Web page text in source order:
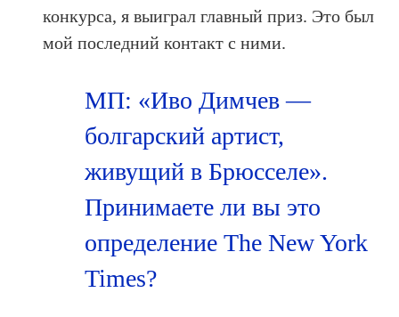
конкурса, я выиграл главный приз. Это был
мой последний контакт с ними.
МП: «Иво Димчев —
болгарский артист,
живущий в Брюсселе».
Принимаете ли вы это
определение The New York
Times?